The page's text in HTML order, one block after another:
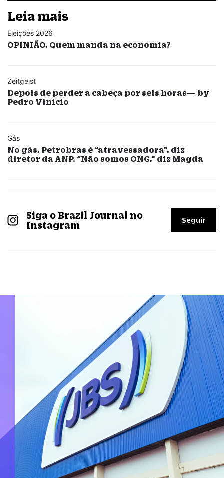
Leia mais
Eleições 2026
OPINIÃO. Quem manda na economia?
Zeitgeist
Depois de perder a cabeça por seis horas— by
Pedro Vinicio
Gás
No gás, Petrobras é “atravessadora”, diz
diretor da ANP. “Não somos ONG,” diz Magda
Siga o Brazil Journal no
Instagram
Seguir